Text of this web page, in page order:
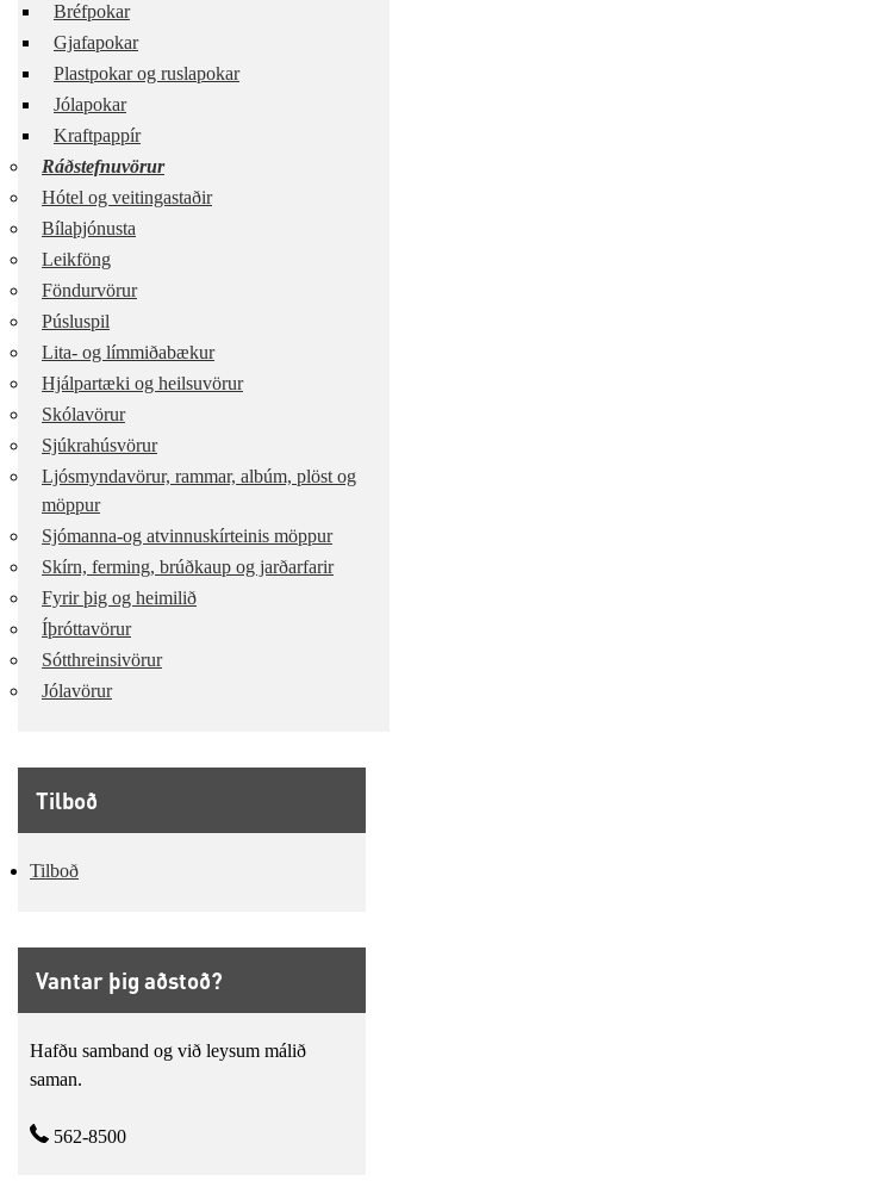
Bréfpokar
Gjafapokar
Plastpokar og ruslapokar
Jólapokar
Kraftpappír
Ráðstefnuvörur
Hótel og veitingastaðir
Bílaþjónusta
Leikföng
Föndurvörur
Púsluspil
Lita- og límmiðabækur
Hjálpartæki og heilsuvörur
Skólavörur
Sjúkrahúsvörur
Ljósmyndavörur, rammar, albúm, plöst og
möppur
Sjómanna-og atvinnuskírteinis möppur
Skírn, ferming, brúðkaup og jarðarfarir
Fyrir þig og heimilið
Íþróttavörur
Sótthreinsivörur
Jólavörur
Tilboð
Tilboð
Vantar þig aðstoð?
Hafðu samband og við leysum málið
saman.
562-8500